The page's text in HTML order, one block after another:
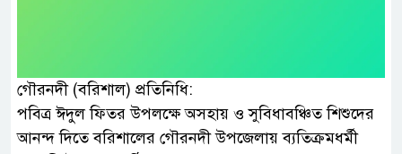
গৌরনদী (বরিশাল) প্রতিনিধি:
পবিত্র ঈদুল ফিতর উপলক্ষে অসহায় ও সুবিধাবঞ্চিত শিশুদের
আনন্দ দিতে বরিশালের গৌরনদী উপজেলায় ব্যতিক্রমধর্মী